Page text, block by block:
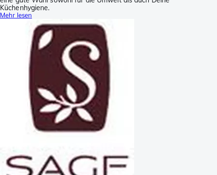
Küchenhygiene.
Mehr lesen